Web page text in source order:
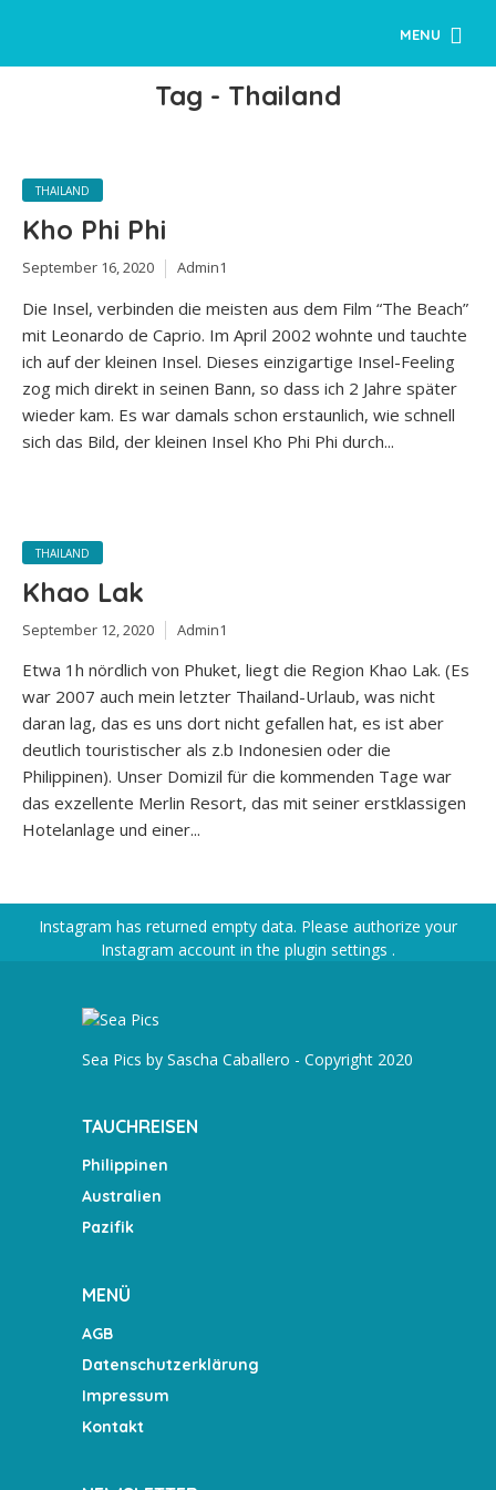
MENU
Tag - Thailand
THAILAND
Kho Phi Phi
September 16, 2020 Admin1
Die Insel, verbinden die meisten aus dem Film “The Beach”
mit Leonardo de Caprio. Im April 2002 wohnte und tauchte
ich auf der kleinen Insel. Dieses einzigartige Insel-Feeling
zog mich direkt in seinen Bann, so dass ich 2 Jahre später
wieder kam. Es war damals schon erstaunlich, wie schnell
sich das Bild, der kleinen Insel Kho Phi Phi durch...
THAILAND
Khao Lak
September 12, 2020 Admin1
Etwa 1h nördlich von Phuket, liegt die Region Khao Lak. (Es
war 2007 auch mein letzter Thailand-Urlaub, was nicht
daran lag, das es uns dort nicht gefallen hat, es ist aber
deutlich touristischer als z.b Indonesien oder die
Philippinen). Unser Domizil für die kommenden Tage war
das exzellente Merlin Resort, das mit seiner erstklassigen
Hotelanlage und einer...
Instagram has returned empty data. Please authorize your
Instagram account in the plugin settings .
Sea Pics by Sascha Caballero - Copyright 2020
TAUCHREISEN
Philippinen
Australien
Pazifik
MENÜ
AGB
Datenschutzerklärung
Impressum
Kontakt